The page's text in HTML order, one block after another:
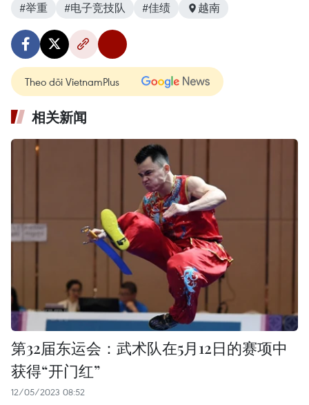
#举重
#电子竞技队 #佳绩 越南
Theo dõi VietnamPlus
相关新闻
第32届东运会：武术队在5月12日的赛项中
获得“开门红”
12/05/2023 08:52